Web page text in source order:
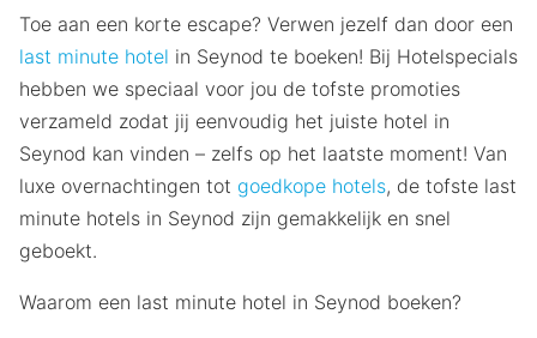
Toe aan een korte escape? Verwen jezelf dan door een
last minute hotel in Seynod te boeken! Bij Hotelspecials
hebben we speciaal voor jou de tofste promoties
verzameld zodat jij eenvoudig het juiste hotel in
Seynod kan vinden – zelfs op het laatste moment! Van
luxe overnachtingen tot goedkope hotels, de tofste last
minute hotels in Seynod zijn gemakkelijk en snel
geboekt.
Waarom een last minute hotel in Seynod boeken?